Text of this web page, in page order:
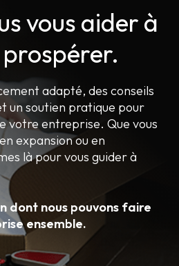
vous aider à
adapté, des conseils
un soutien pratique pour
votre entreprise. Que vous
expansion ou en
là pour vous guider à
dont nous pouvons faire
ensemble.